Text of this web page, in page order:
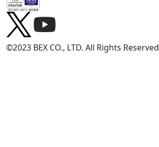
©2023 BEX CO., LTD. All Rights Reserved